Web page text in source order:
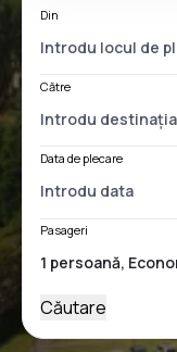
Din
Către
Data de plecare
Pasageri
Căutare